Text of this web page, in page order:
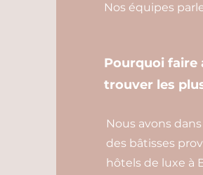
Nos équipes
Pourquoi faire
trouver les
Nous avons
des bâtisses
hôtels de luxe à